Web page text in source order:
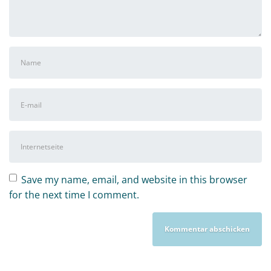
und
Mail-
Save my name, email, and website in this browser
for the next time I comment.